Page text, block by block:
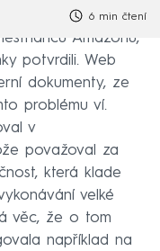
6 min čtení
Amazonu,
potvrdili. Web
dokumenty, ze
problému ví.
v
považoval za
která klade
velké
věc, že o tom
například na